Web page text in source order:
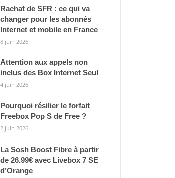
Rachat de SFR : ce qui va
changer pour les abonnés
Internet et mobile en France
8 juin 2026
Attention aux appels non
inclus des Box Internet Seul
4 juin 2026
Pourquoi résilier le forfait
Freebox Pop S de Free ?
2 juin 2026
La Sosh Boost Fibre à partir
de 26.99€ avec Livebox 7 SE
d’Orange